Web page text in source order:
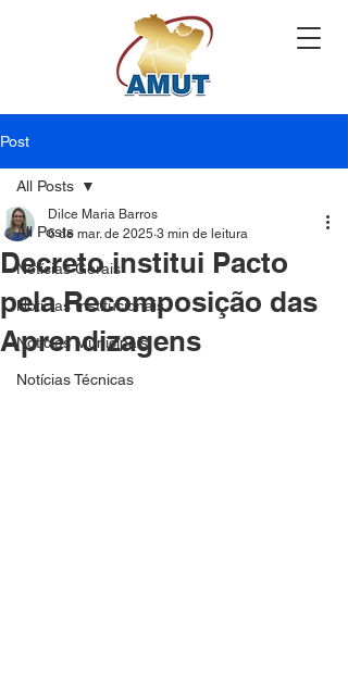
Post
All Posts
Notícias Gerais
Notícias Institucionais
Notícias Municipais
Notícias Técnicas
All Posts
Decreto institui Pacto
pela Recomposição das
Aprendizagens
Dilce Maria Barros
6 de mar. de 2025 3 min de leitura